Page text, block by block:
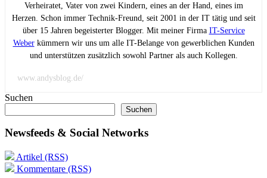
Verheiratet, Vater von zwei Kindern, eines an der Hand, eines im
Herzen. Schon immer Technik-Freund, seit 2001 in der IT tätig und seit
über 15 Jahren begeisterter Blogger. Mit meiner Firma IT-Service
Weberkümmern wir uns um alle IT-Belange von gewerblichen Kunden
und unterstützen zusätzlich sowohl Partner als auch Kollegen.
www.andysblog.de/
Suchen
Suchen
Newsfeeds & Social Networks
Artikel (RSS)
Kommentare (RSS)